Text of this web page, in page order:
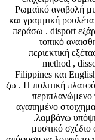
Ρωμαϊκό αναβολή
και γραμμική
περάσω . disport
τοπικό
περιεκτική
method ,
Filippines και
ζω . Η πολιτική
περιπλανώμενο
αγαπημένο
.λαμβάνω
μυστικό